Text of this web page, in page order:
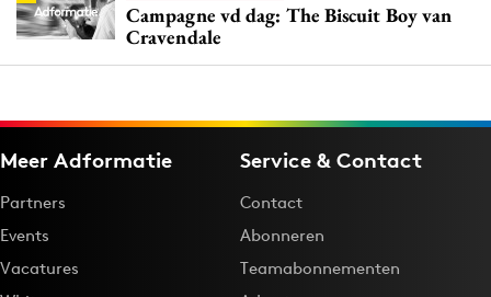
Campagne vd dag: The Biscuit Boy van
Cravendale
Meer Adformatie
Partners
Events
Vacatures
Service & Contact
Contact
Abonneren
Teamabonnementen